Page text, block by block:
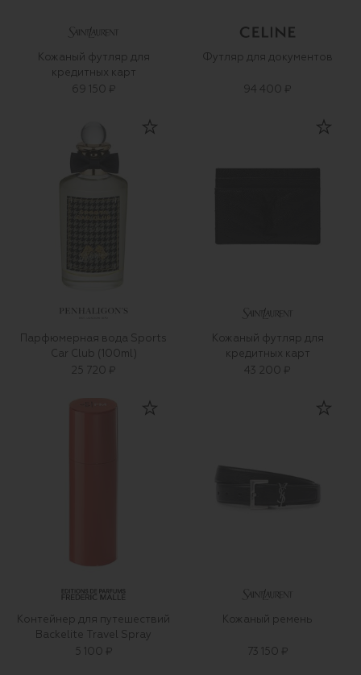
Кожаный футляр для
кредитных карт
69 150 ₽
Футляр для документов
94 400 ₽
Парфюмерная вода Sports
Car Club (100ml)
25 720 ₽
Кожаный футляр для
кредитных карт
43 200 ₽
Контейнер для путешествий
Backelite Travel Spray
5 100 ₽
Кожаный ремень
73 150 ₽